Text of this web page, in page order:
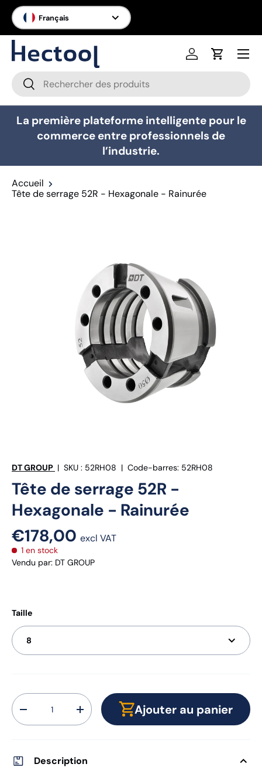
Aller au contenu
Langue
Français
Recherche
Rechercher
Se connecter
Panier
Menu
La première plateforme intelligente pour le
commerce entre professionnels de
l’industrie.
Accueil
Tête de serrage 52R - Hexagonale - Rainurée
DT GROUP | SKU : 52RH08 | Code-barres: 52RH08
Tête de serrage 52R -
Hexagonale - Rainurée
€178,00 excl VAT
1 en stock
Vendu par: DT GROUP
Taille
8
Qté
-
+ Ajouter au panier
Description